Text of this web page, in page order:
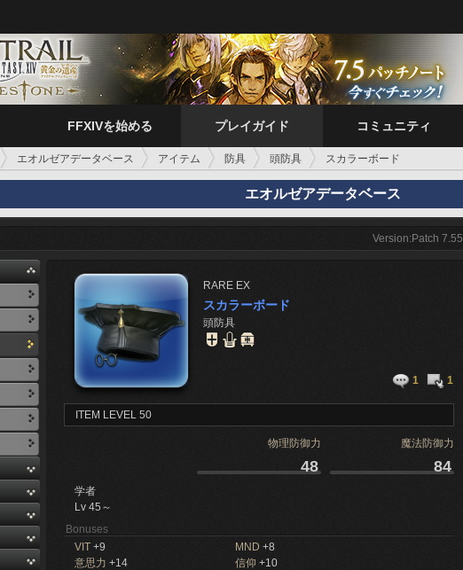
FFXIVを始める プレイガイド コミュニティ
エオルゼアデータベース アイテム 防具 頭防具 スカラーボード
エオルゼアデータベース
Version:Patch 7.55
RARE EX
スカラーボード
頭防具
1 1
ITEM LEVEL 50
物理防御力 魔法防御力
48 84
学者
Lv 45～
Bonuses
VIT +9 MND +8
意思力 +14 信仰 +10